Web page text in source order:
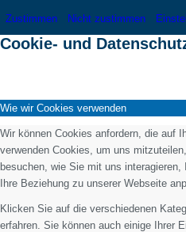
Zustimmen Nicht zustimmen
Cookie- und
Wie wir Cookies verwenden
Wir können Cookies anfordern, die auf
verwenden Cookies, um uns
besuchen, wie Sie mit uns
Ihre Beziehung zu unserer Webseite
Klicken Sie auf die verschiedenen
erfahren. Sie können auch einige Ihrer